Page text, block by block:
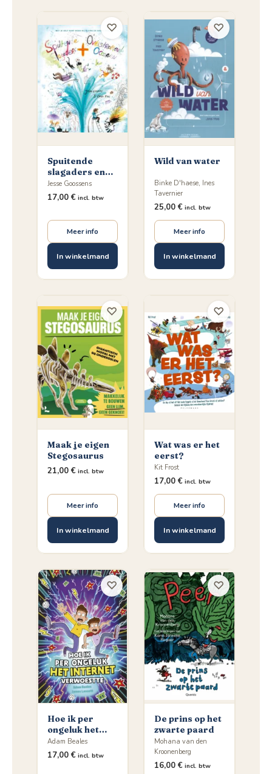
Spuitende
slagaders en
overstromende
oceanen
Jesse Goossens
17,00 € incl. btw
Meer info
In winkelmand
♡
Wild van water
Binke D'haese, Ines
Tavernier
25,00 € incl. btw
Meer info
In winkelmand
♡
Maak je eigen
Stegosaurus
21,00 € incl. btw
Meer info
In winkelmand
♡
Wat was er het
eerst?
Kit Frost
17,00 € incl. btw
Meer info
In winkelmand
♡
Hoe ik per
ongeluk het
internet
verwoestte
Adam Beales
17,00 € incl. btw
♡
De prins op het
zwarte paard
Mohana van den
Kroonenberg
16,00 € incl. btw
♡